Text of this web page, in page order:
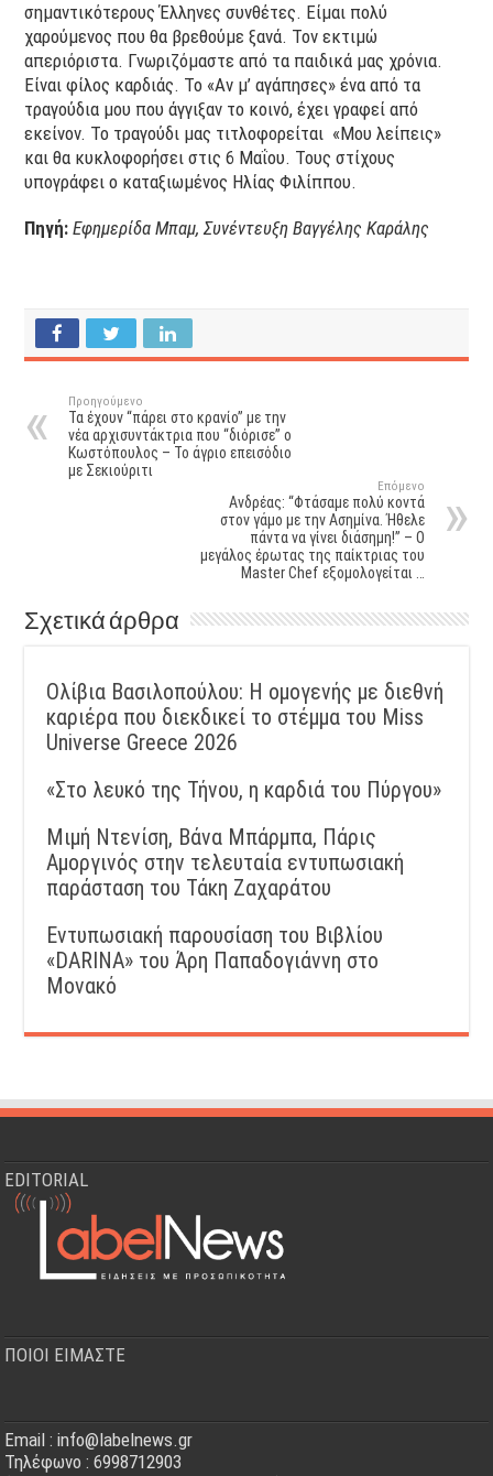
σημαντικότερους Έλληνες συνθέτες. Είμαι πολύ
χαρούμενος που θα βρεθούμε ξανά. Τον εκτιμώ
απεριόριστα. Γνωριζόμαστε από τα παιδικά μας χρόνια.
Είναι φίλος καρδιάς. Το «Αν μ’ αγάπησες» ένα από τα
τραγούδια μου που άγγιξαν το κοινό, έχει γραφεί από
εκείνον. Το τραγούδι μας τιτλοφορείται «Μου λείπεις»
και θα κυκλοφορήσει στις 6 Μαΐου. Τους στίχους
υπογράφει ο καταξιωμένος Ηλίας Φιλίππου.
Πηγή: Εφημερίδα Μπαμ, Συνέντευξη Βαγγέλης Καράλης
Προηγούμενο
Τα έχουν “πάρει στο κρανίο” με την
νέα αρχισυντάκτρια που “διόρισε” ο
Κωστόπουλος – Το άγριο επεισόδιο
με Σεκιούριτι
Επόμενο
Ανδρέας: “Φτάσαμε πολύ κοντά
στον γάμο με την Ασημίνα. Ήθελε
πάντα να γίνει διάσημη!” – Ο
μεγάλος έρωτας της παίκτριας του
Master Chef εξομολογείται …
Σχετικά άρθρα
Ολίβια Βασιλοπούλου: Η ομογενής με διεθνή
καριέρα που διεκδικεί το στέμμα του Miss
Universe Greece 2026
«Στο λευκό της Τήνου, η καρδιά του Πύργου»
Μιμή Ντενίση, Βάνα Μπάρμπα, Πάρις
Αμοργινός στην τελευταία εντυπωσιακή
παράσταση του Τάκη Ζαχαράτου
Εντυπωσιακή παρουσίαση του Βιβλίου
«DARINA» του Άρη Παπαδογιάννη στο
Μονακό
EDITORIAL
ΠΟΙΟΙ ΕΙΜΑΣΤΕ
Email : info@labelnews.gr
Τηλέφωνο : 6998712903